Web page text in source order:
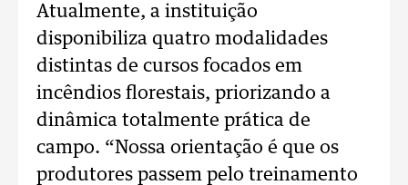
Atualmente, a instituição
disponibiliza quatro modalidades
distintas de cursos focados em
incêndios florestais, priorizando a
dinâmica totalmente prática de
campo. “Nossa orientação é que os
produtores passem pelo treinamento